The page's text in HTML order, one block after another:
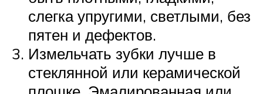
слегка упругими, светлыми, без
пятен и дефектов.
Измельчать зубки лучше в
стеклянной или керамической